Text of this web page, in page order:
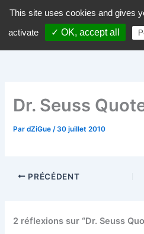
contenu
dZiGue
Dr. Seuss
PardZiGue/30 juillet 2010
PRÉCÉDENT
2 réflexions sur “Dr. Seuss
This site uses cookies and gives
activate
✓ OK, accept all